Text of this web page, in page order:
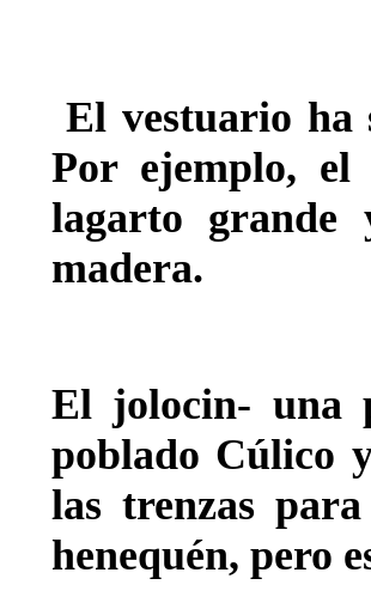
El vestuario ha
Por ejemplo, el
lagarto
madera.
El jolocin- una
poblado Cúlico
las trenzas
henequén, pero